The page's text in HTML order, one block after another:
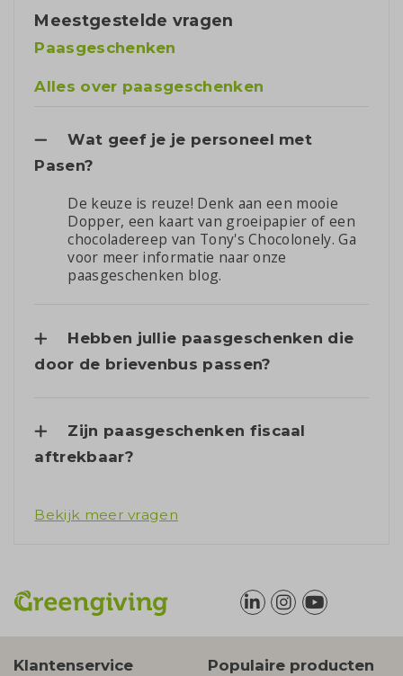
Meestgestelde vragen
Paasgeschenken
Alles over paasgeschenken
Wat geef je je personeel met
Pasen?
De keuze is reuze! Denk aan een mooie
Dopper, een kaart van groeipapier of een
chocoladereep van Tony's Chocolonely. Ga
voor meer informatie naar onze
paasgeschenken blog.
Hebben jullie paasgeschenken die
door de brievenbus passen?
Zijn paasgeschenken fiscaal
aftrekbaar?
Bekijk meer vragen
Klantenservice Populaire producten